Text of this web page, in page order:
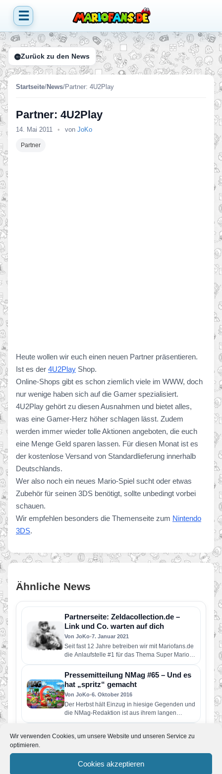
Wir verwenden Cookies, um unsere Website und unseren Service zu
optimieren.
Cookies akzeptieren
☰
Zurück zu den News
Startseite/News/Partner: 4U2Play
Partner: 4U2Play
14. Mai 2011 • von JoKo
Partner
Heute wollen wir euch einen neuen Partner präsentieren.
Ist es der 4U2Play Shop.
Online-Shops gibt es schon ziemlich viele im WWW, doch
nur wenige haben sich auf die Gamer spezialisiert.
4U2Play gehört zu diesen Ausnahmen und bietet alles,
was eine Gamer-Herz höher schlagen lässt. Zudem
werden immer wieder tolle Aktionen angeboten, die euch
eine Menge Geld sparen lassen. Für diesen Monat ist es
der kostenlose Versand von Standardlieferung innerhalb
Deutschlands.
Wer also noch ein neues Mario-Spiel sucht oder etwas
Zubehör für seinen 3DS benötigt, sollte unbedingt vorbei
schauen.
Wir empfehlen besonders die Themenseite zum Nintendo
3DS.
Ähnliche News
Partnerseite: Zeldacollection.de –
Link und Co. warten auf dich
Von JoKo•7. Januar 2021
Seit fast 12 Jahre betreiben wir mit Mariofans.de
die Anlaufstelle #1 für das Thema Super Mario.
Mit unseren…
Pressemitteilung NMag #65 – Und es
hat „spritz“ gemacht
Von JoKo•6. Oktober 2016
Der Herbst hält Einzug in hiesige Gegenden und
die NMag-Redaktion ist aus ihrem langen
Sommer-Urlaub zurück. Um sich…
Partner: NMag #63 – Weltenrettung
Der Frühling ist da und damit endlich auch die
neue NMag-Ausgabe! Diesmal hat sich die
NMag-Redaktion nach Hyrule…